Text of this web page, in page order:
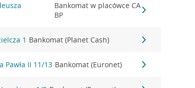
Bankomat w placówce CA
BP
1 Bankomat (Planet Cash)
Pawła II 11/13 Bankomat (Euronet)